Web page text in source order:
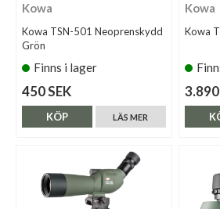
Kowa
Kowa TSN-501 Neoprenskydd
Grön
Finns i lager
450 SEK
LÄS MER
KÖP
Kowa
Kowa
3.890